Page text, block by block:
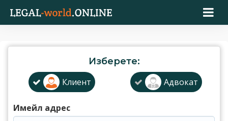
Изберете:
Клиент
Адвокат
Имейл адрес